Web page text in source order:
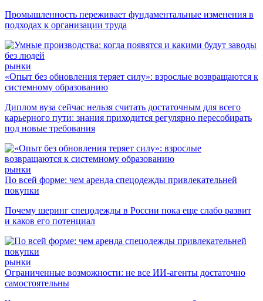
Промышленность переживает фундаментальные изменения в
подходах к организации труда
рынки
«Опыт без обновления теряет силу»: взрослые возвращаются к
системному образованию
Диплом вуза сейчас нельзя считать достаточным для всего
карьерного пути: знания приходится регулярно пересобирать
под новые требования
рынки
По всей форме: чем аренда спецодежды привлекательней
покупки
Почему шеринг спецодежды в России пока еще слабо развит
и каков его потенциал
рынки
Ограниченные возможности: не все ИИ-агенты достаточно
самостоятельны